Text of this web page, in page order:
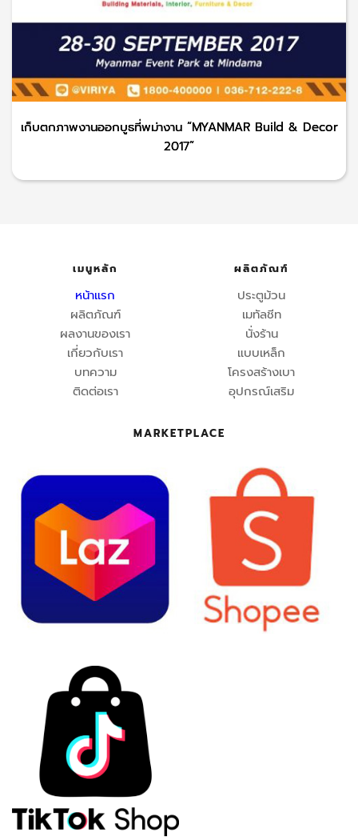
เก็บตกภาพงานออกบูธที่พม่างาน “MYANMAR Build & Decor
2017”
เมนูหลัก
หน้าแรก
ผลิตภัณฑ์
ผลงานของเรา
เกี่ยวกับเรา
บทความ
ติดต่อเรา
ผลิตภัณฑ์
ประตูม้วน
เมทัลชีท
นั่งร้าน
แบบเหล็ก
โครงสร้างเบา
อุปกรณ์เสริม
MARKETPLACE